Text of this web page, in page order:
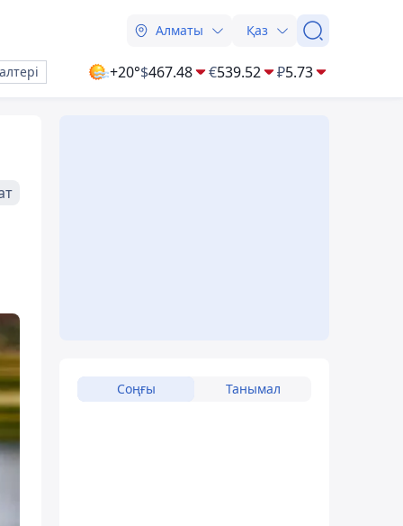
Алматы Қаз
+20°$467.48 €539.52 ₽5.73
Соңғы Танымал